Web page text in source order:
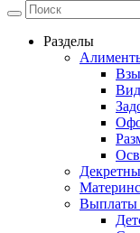
Разделы
Выплаты